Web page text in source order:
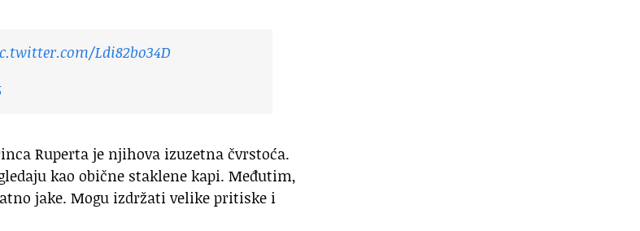
Ldi82bo34D
Ruperta je njihova izuzetna čvrstoća.
kao obične staklene kapi. Međutim,
jake. Mogu izdržati velike pritiske i